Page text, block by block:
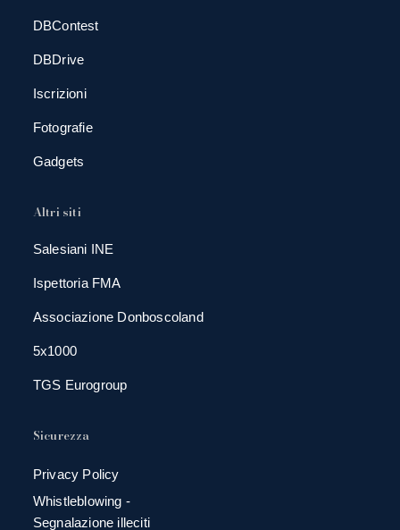
DBContest
DBDrive
Iscrizioni
Fotografie
Gadgets
Altri siti
Salesiani INE
Ispettoria FMA
Associazione Donboscoland
5x1000
TGS Eurogroup
Sicurezza
Privacy Policy
Whistleblowing -
Segnalazione illeciti